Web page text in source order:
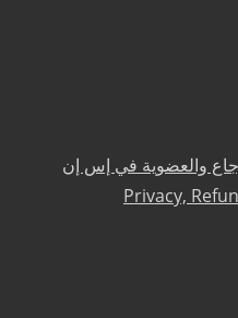
والعضوية في إس إن
Privacy,